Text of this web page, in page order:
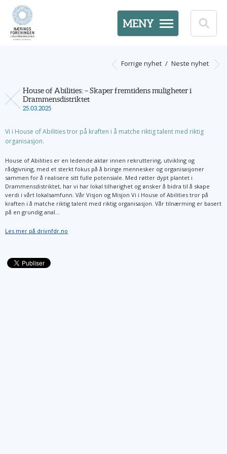
MENY
Neste nyhet
/
Forrige nyhet
House of Abilities: – Skaper fremtidens muligheter i
Drammensdistriktet
25.03.2025
Vi i House of Abilities tror på kraften i å matche riktig talent med riktig
organisasjon.
House of Abilities er en ledende aktør innen rekruttering, utvikling og
rådgivning, med et sterkt fokus på å bringe mennesker og organisasjoner
sammen for å realisere sitt fulle potensiale. Med røtter dypt plantet i
Drammensdistriktet, har vi har lokal tilhørighet og ønsker å bidra til å skape
verdi i vårt lokalsamfunn. Vår Visjon og Misjon Vi i House of Abilities tror på
kraften i å matche riktig talent med riktig organisasjon. Vår tilnærming er basert
på en grundig anal...
Les mer på drivnfdr.no